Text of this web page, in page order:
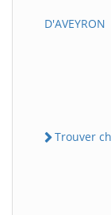
D'AVEYRON
Trouver